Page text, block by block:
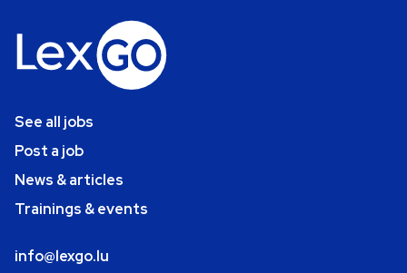
See all jobs
Post a job
News & articles
Trainings & events
info@lexgo.lu